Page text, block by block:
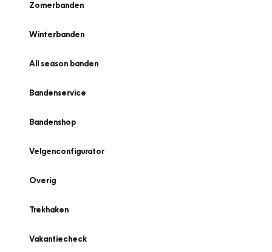
Zomerbanden
Winterbanden
All season banden
Bandenservice
Bandenshop
Velgenconfigurator
Overig
Trekhaken
Vakantiecheck